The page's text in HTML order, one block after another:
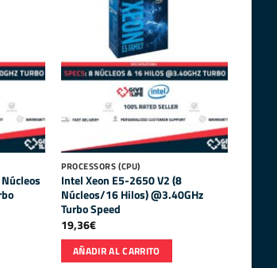
PROCESSORS (CPU)
Intel Xeon E5-2650 V2 (8
Núcleos/16 Hilos) @3.40GHz
Turbo Speed
19,36€
AÑADIR AL CARRITO